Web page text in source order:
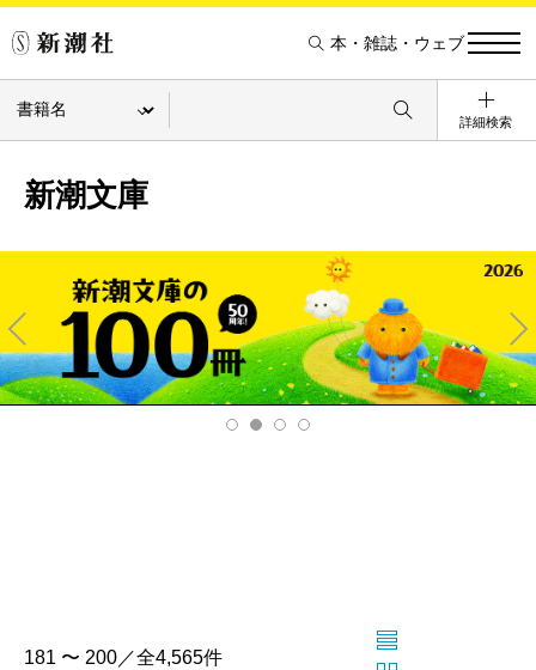
本・雑誌・ウェブ
詳細検索
新潮文庫
Pre
v
Ne
xt
181 〜 200／全4,565件